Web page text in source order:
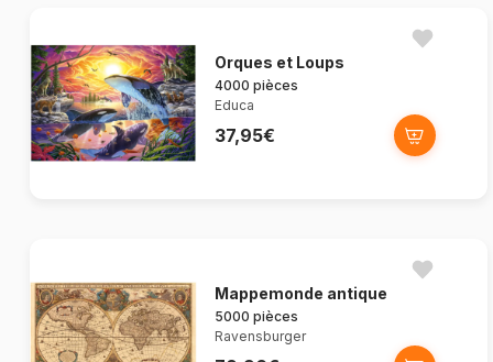
Orques et Loups
4000 pièces
Educa
37,95€
Mappemonde antique
5000 pièces
Ravensburger